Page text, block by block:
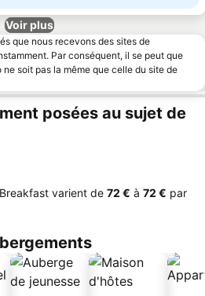
Voir plus
que nous recevons des sites de
Par conséquent, il se peut que
ne soit pas la même que celle du site de
posées au sujet de
varient de ‎72 € à ‎72 € par